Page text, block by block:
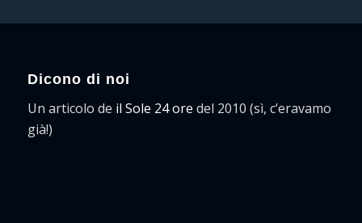
Dicono di noi
Un articolo de il Sole 24 ore del 2010 (sì, c’eravamo
già!)